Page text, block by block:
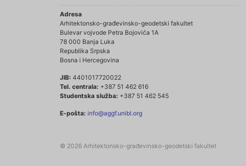
Adresa
Arhitektonsko-građevinsko-geodetski fakultet
Bulevar vojvode Petra Bojovića 1A
78 000 Banja Luka
Republika Srpska
Bosna i Hercegovina
JIB: 4401017720022
Tel. centrala: +387 51 462 616
Studentska služba: +387 51 462 545
E-pošta: info@aggf.unibl.org
© 2026 Arhitektonsko-građevinsko-geodetski fakultet